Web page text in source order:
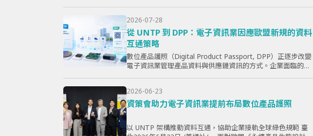
2026-07-28
從 UNTP 到 DPP：電子資訊業因應歐盟新規的資料
互通策略
數位產品護照（Digital Product Passport, DPP）正逐步改變
電子資訊業管理產品資料與供應鏈資訊的方式。企業面臨的核
2026-06-23
資策會助力電子資訊業提前布局數位產品護照
以 UNTP 架構推動資料互通，協助企業接軌全球綠色規範 臺